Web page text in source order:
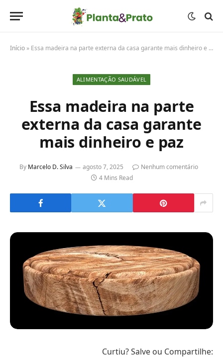
Início » Essa madeira na parte externa da casa garante mais dinheiro e paz
ALIMENTAÇÃO SAUDÁVEL
Essa madeira na parte
externa da casa garante
mais dinheiro e paz
By Marcelo D. Silva agosto 7, 2025
Nenhum comentário
4 Mins Read
Curtiu? Salve ou Compartilhe: